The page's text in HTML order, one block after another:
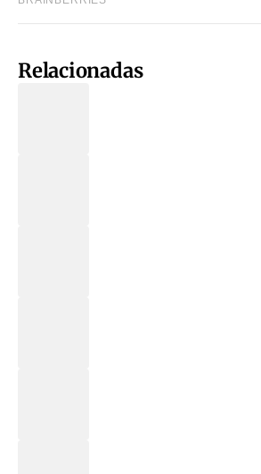
Relacionadas